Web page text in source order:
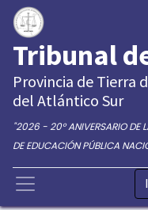
Tribunal
Provincia de Tierra
del Atlántico Sur
"2026 - 20° ANIVERSARIO DE
DE EDUCACIÓN PÚBLICA